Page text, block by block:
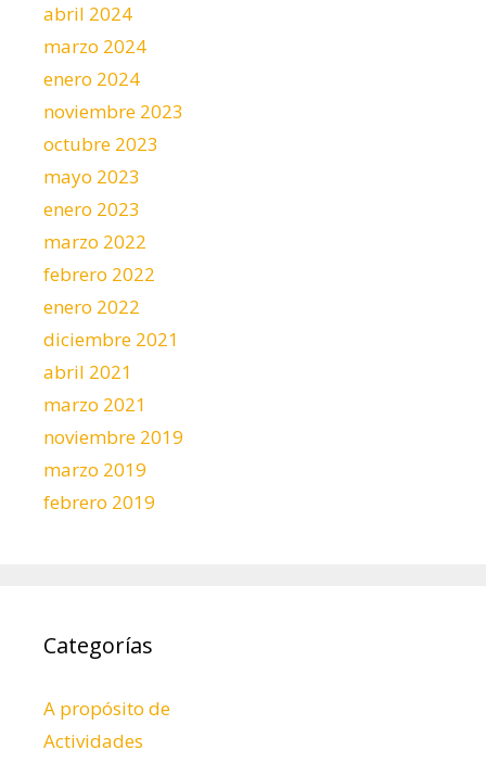
abril 2024
marzo 2024
enero 2024
noviembre 2023
octubre 2023
mayo 2023
enero 2023
marzo 2022
febrero 2022
enero 2022
diciembre 2021
abril 2021
marzo 2021
noviembre 2019
marzo 2019
febrero 2019
Categorías
A propósito de
Actividades